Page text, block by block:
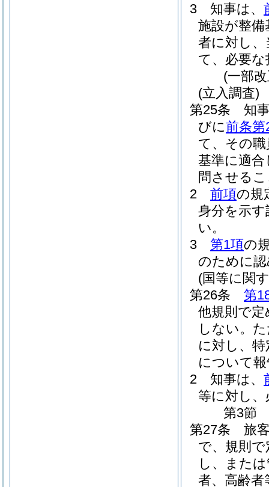
3
知事は、
施設が整
者に対し
て、必要
(一部
(立入調査)
第25条
知
びに前条第
て、その
基準に適
問させる
2
前項の規
身分を示
い。
3
第1項の
のために
(国等に関
第26条
第
他規則で定
しない。
に対し、
について
2
知事は、
等に対し
第3節
第27条
旅
で、規則
し、また
者、高齢